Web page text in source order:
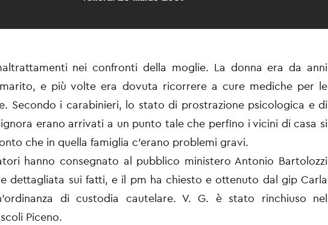
nei confronti della moglie. La donna era da anni
e più volte era dovuta ricorrere a cure mediche per le
Secondo i carabinieri, lo stato di prostrazione psicologica e di
erano arrivati a un punto tale che perfino i vicini di casa si
che in quella famiglia c'erano problemi gravi.
hanno consegnato al pubblico ministero Antonio Bartolozzi
dettagliata sui fatti, e il pm ha chiesto e ottenuto dal gip Carla
di custodia cautelare. V. G. è stato rinchiuso nel
Piceno.